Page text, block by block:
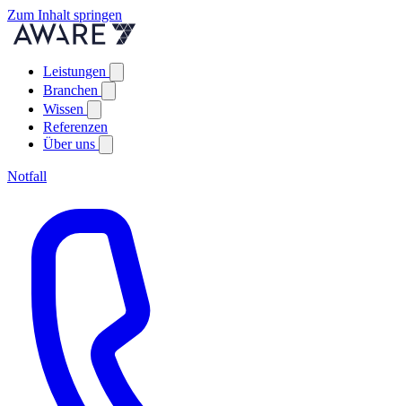
Zum Inhalt springen
Leistungen
Branchen
Wissen
Referenzen
Über uns
Notfall